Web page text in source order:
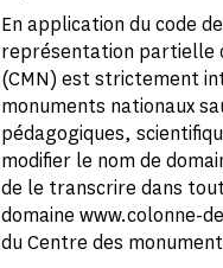
En application du code
représentation partielle
(CMN) est strictement
monuments nationaux
pédagogiques,
modifier le nom de
de le transcrire dans
domaine www.colonne-
du Centre des